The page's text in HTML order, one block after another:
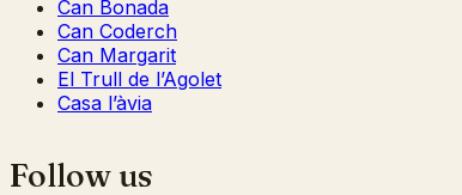
Can Bonada
Can Coderch
Can Margarit
El Trull de l’Agolet
Casa l’àvia
Follow us